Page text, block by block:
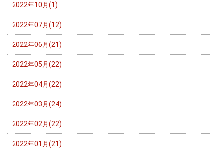
2022年10月(1)
2022年07月(12)
2022年06月(21)
2022年05月(22)
2022年04月(22)
2022年03月(24)
2022年02月(22)
2022年01月(21)